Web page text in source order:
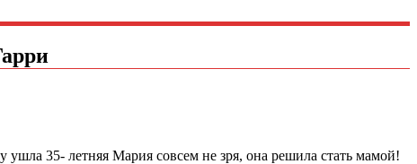
35- летняя Мария совсем не зря, она решила стать мамой!